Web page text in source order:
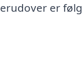
er